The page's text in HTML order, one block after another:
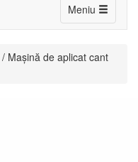
Meniu Toggle
/ Mașină de aplicat cant